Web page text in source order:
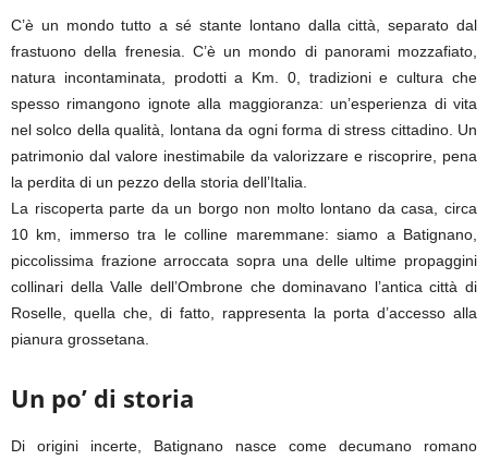
C’è un mondo tutto a sé stante lontano dalla città, separato dal
frastuono della frenesia. C’è un mondo di panorami mozzafiato,
natura incontaminata, prodotti a Km. 0, tradizioni e cultura che
spesso rimangono ignote alla maggioranza: un’esperienza di vita
nel solco della qualità, lontana da ogni forma di stress cittadino. Un
patrimonio dal valore inestimabile da valorizzare e riscoprire, pena
la perdita di un pezzo della storia dell’Italia.
La riscoperta parte da un borgo non molto lontano da casa, circa
10 km, immerso tra le colline maremmane: siamo a Batignano,
piccolissima frazione arroccata sopra una delle ultime propaggini
collinari della Valle dell’Ombrone che dominavano l’antica città di
Roselle, quella che, di fatto, rappresenta la porta d’accesso alla
pianura grossetana.
Un po’ di storia
Di origini incerte, Batignano nasce come decumano romano